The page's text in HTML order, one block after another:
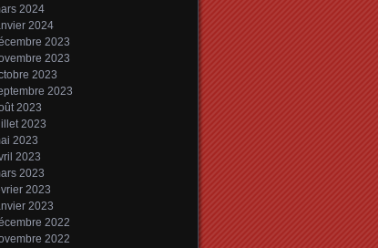
2024
2024
2023
2023
2023
2023
2023
2023
2023
2023
2023
2023
2023
2022
2022